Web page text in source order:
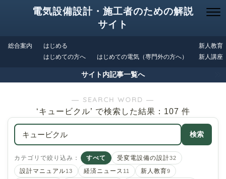
電気設備設計・施工者のための解説
サイト
総合案内
はじめる
はじめての方へ
はじめての電気（専門外の方へ）
新人教育
新人講座
サイト内記事一覧へ
― SEARCH WORD ―
‘キュービクル’ で検索した結果：107 件
検索
カテゴリで絞り込み： すべて 受変電設備の設計32
設計マニュアル13 経済ニュース 11 新人教育9